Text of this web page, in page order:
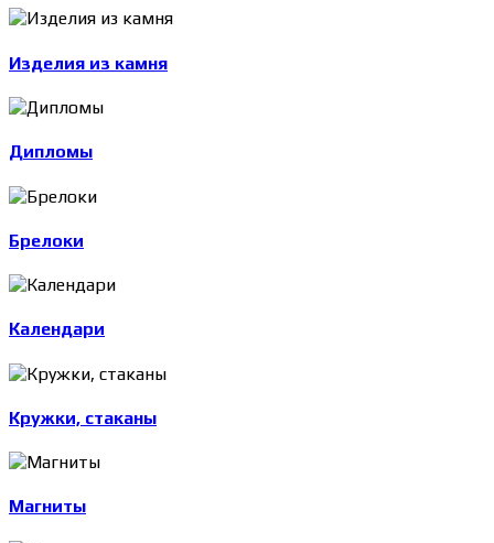
Изделия из камня
Дипломы
Брелоки
Календари
Кружки, стаканы
Магниты